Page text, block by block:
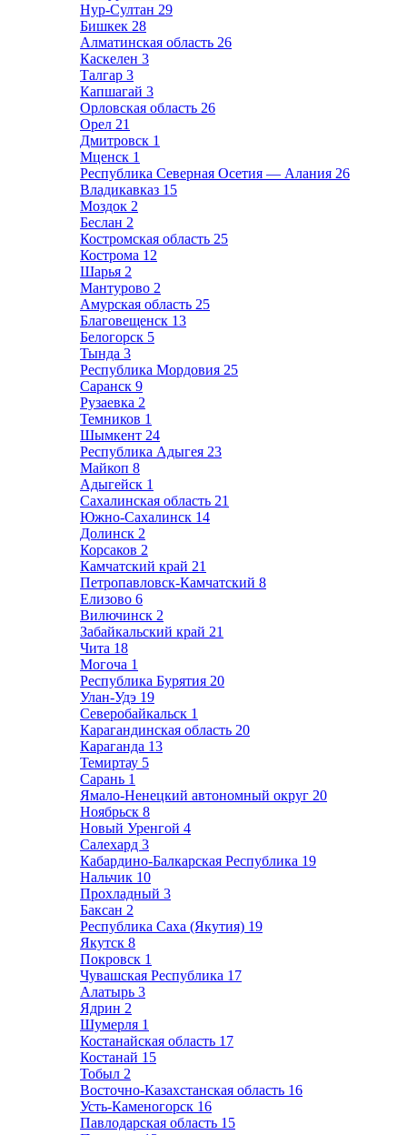
Нур-Султан 29
Бишкек 28
Алматинская область 26
Каскелен 3
Талгар 3
Капшагай 3
Орловская область 26
Орел 21
Дмитровск 1
Мценск 1
Республика Северная Осетия — Алания 26
Владикавказ 15
Моздок 2
Беслан 2
Костромская область 25
Кострома 12
Шарья 2
Мантурово 2
Амурская область 25
Благовещенск 13
Белогорск 5
Тында 3
Республика Мордовия 25
Саранск 9
Рузаевка 2
Темников 1
Шымкент 24
Республика Адыгея 23
Майкоп 8
Адыгейск 1
Сахалинская область 21
Южно-Сахалинск 14
Долинск 2
Корсаков 2
Камчатский край 21
Петропавловск-Камчатский 8
Елизово 6
Вилючинск 2
Забайкальский край 21
Чита 18
Могоча 1
Республика Бурятия 20
Улан-Удэ 19
Северобайкальск 1
Карагандинская область 20
Караганда 13
Темиртау 5
Сарань 1
Ямало-Ненецкий автономный округ 20
Ноябрьск 8
Новый Уренгой 4
Салехард 3
Кабардино-Балкарская Республика 19
Нальчик 10
Прохладный 3
Баксан 2
Республика Саха (Якутия) 19
Якутск 8
Покровск 1
Чувашская Республика 17
Алатырь 3
Ядрин 2
Шумерля 1
Костанайская область 17
Костанай 15
Тобыл 2
Восточно-Казахстанская область 16
Усть-Каменогорск 16
Павлодарская область 15